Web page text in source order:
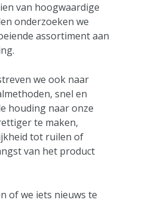
van hoogwaardige
onderzoeken we
assortiment aan
we ook naar
snel en
houding naar onze
te maken,
tot ruilen of
van het product
of we iets nieuws te